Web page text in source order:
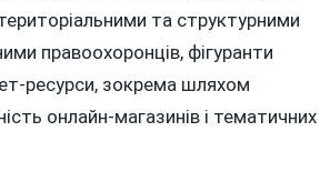
та структурними
правоохоронців, фігуранти
ресурси, зокрема шляхом
онлайн-магазинів і тематичних